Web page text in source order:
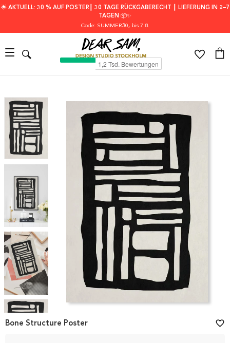
🌟 AKTUELL: 30 % AUF POSTER┃ 30 TAGE RÜCKGABERECHT ┃ LIEFERUNG IN 2–7
TAGEN 📦✨
Code: SUMMER30, bis 7.8.
Item
1
Bone Structure Poster favorite_border